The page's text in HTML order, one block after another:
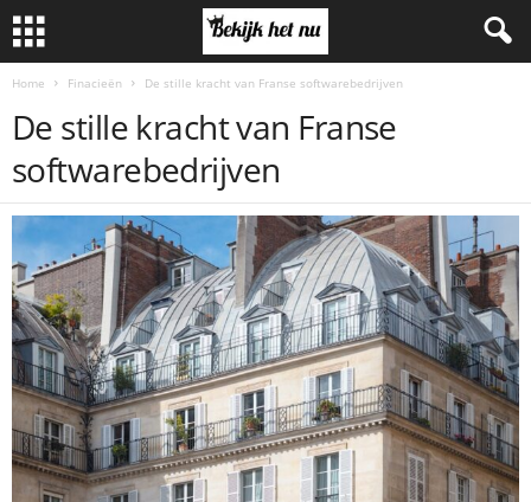
Home Finacieën De stille kracht van Franse softwarebedrijven
De stille kracht van Franse
softwarebedrijven